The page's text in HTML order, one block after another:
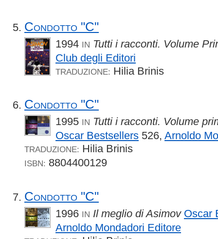
Condotto "C"
1994 IN Tutti i racconti. Volume
Club degli Editori
TRADUZIONE: Hilia Brinis
Condotto "C"
1995 IN Tutti i racconti. Volume
Oscar Bestsellers 526, Arnoldo
TRADUZIONE: Hilia Brinis
ISBN: 8804400129
Condotto "C"
1996 IN Il meglio di Asimov Oscar
Arnoldo Mondadori Editore